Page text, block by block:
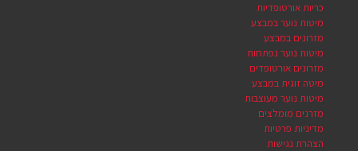
כריות אורטופדיות
מיטות נוער במבצע
מזרונים במבצע
מיטות נוער נפתחות
מזרונים אורטופדים
מיטה זוגית במבצע
מיטות נוער מעוצבות
מזרנים מומלצים
מדיניות פרטיות
הצהרת נגישות